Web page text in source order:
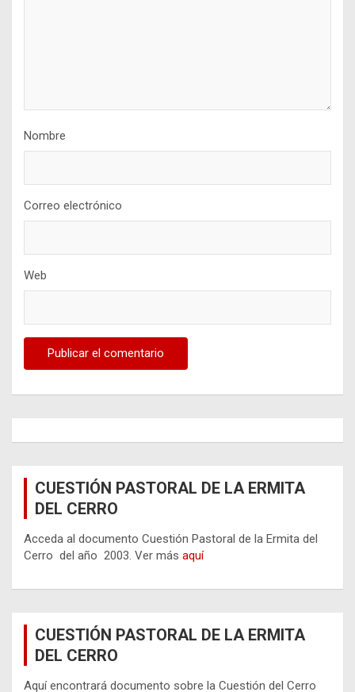
Nombre
Correo electrónico
Web
CUESTIÓN PASTORAL DE LA ERMITA
DEL CERRO
Acceda al documento Cuestión Pastoral de la Ermita del
Cerro del año 2003. Ver más aquí
CUESTIÓN PASTORAL DE LA ERMITA
DEL CERRO
Aquí encontrará documento sobre la Cuestión del Cerro